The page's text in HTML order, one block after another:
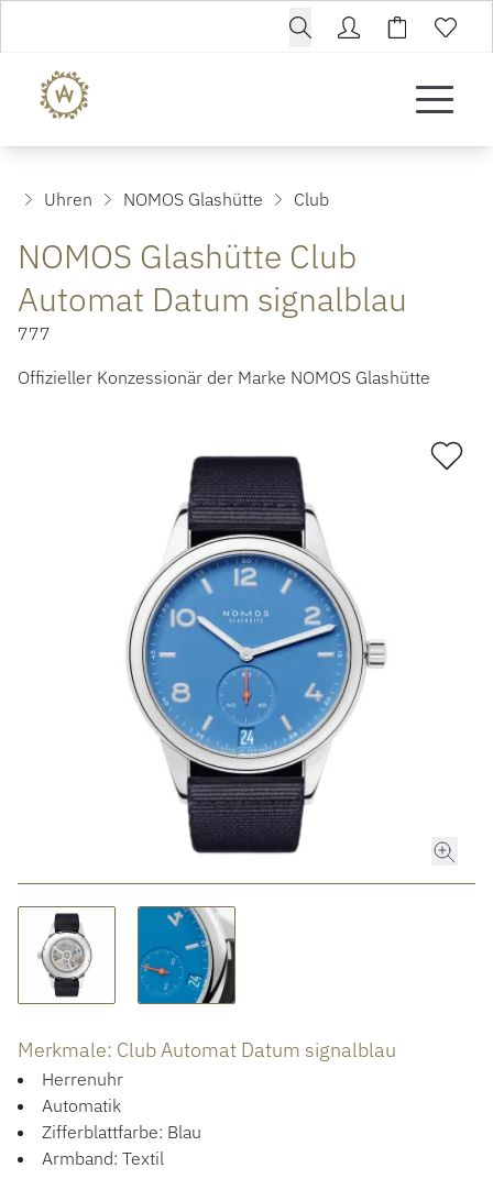
ROLEX CERTIFIED PRE-OWNED
HOCHZEIT
ACCESSOIRES
ÜBER UNS
Uhren NOMOS Glashütte Club
NOMOS Glashütte Club
Automat Datum signalblau
777
Offizieller Konzessionär der Marke NOMOS Glashütte
Merkmale: Club Automat Datum signalblau
Herrenuhr
Automatik
Zifferblattfarbe: Blau
Armband: Textil